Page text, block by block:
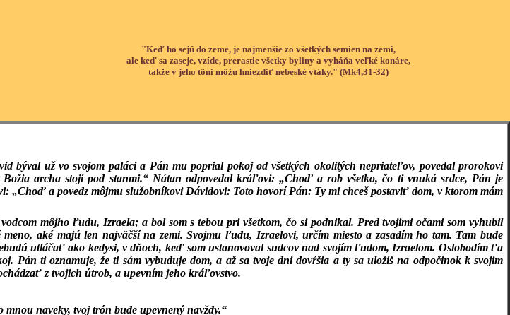
"Keď ho sejú do zeme, je najmenšie zo všetkých semien na zemi,
ale keď sa zaseje, vzíde, prerastie všetky byliny a vyháňa veľké konáre,
takže v jeho tôni môžu hniezdiť nebeské vtáky." (Mk4,31-32)
býval už vo svojom paláci a Pán mu poprial pokoj od všetkých okolitých nepriateľov, povedal prorokovi
archa stojí pod stanmi.“ Nátan odpovedal kráľovi: „Choď a rob všetko, čo ti vnuká srdce, Pán je
„Choď a povedz môjmu služobníkovi Dávidovi: Toto hovorí Pán: Ty mi chceš postaviť dom, v ktorom mám
môjho ľudu, Izraela; a bol som s tebou pri všetkom, čo si podnikal. Pred tvojimi očami som vyhubil
aké majú len najväčší na zemi. Svojmu ľudu, Izraelovi, určím miesto a zasadím ho tam. Tam bude
utláčať ako kedysi, v dňoch, keď som ustanovoval sudcov nad svojím ľudom, Izraelom. Oslobodím ťa
Pán ti oznamuje, že ti sám vybuduje dom, a až sa tvoje dni dovŕšia a ty sa uložíš na odpočinok k svojim
z tvojich útrob, a upevním jeho kráľovstvo.
naveky, tvoj trón bude upevnený navždy.“